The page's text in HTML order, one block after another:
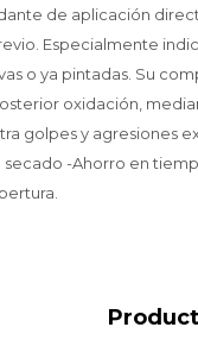
de aplicación
Especialmente
o ya pintadas. Su
oxidación,
golpes y agresiones
-Ahorro en